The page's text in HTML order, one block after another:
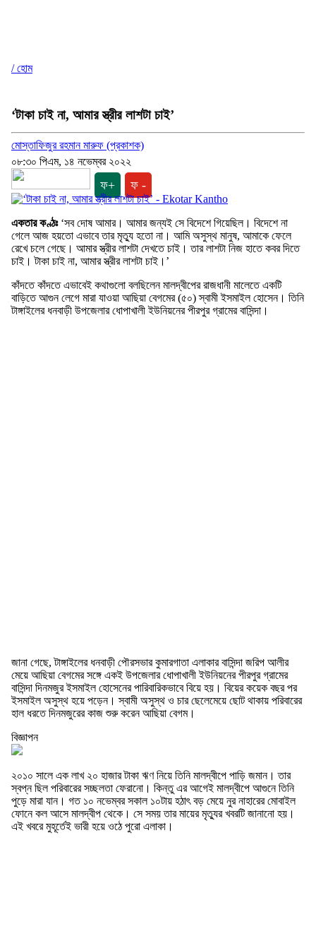
/ হোম
‘টাকা চাই না, আমার স্ত্রীর লাশটা চাই’
মোস্তাফিজুর রহমান মারুফ (প্রকাশক)
০৮:৩০ পিএম, ১৪ নভেম্বর ২০২২
ফ+ ফ -
একতার কণ্ঠঃ‘সব দোষ আমার। আমার জন্যই সে বিদেশে গিয়েছিল। বিদেশে না
গেলে আজ হয়তো এভাবে তার মৃত্যু হতো না। আমি অসুস্থ মানুষ, আমাকে ফেলে
রেখে চলে গেছে। আমার স্ত্রীর লাশটা দেখতে চাই। তার লাশটা নিজ হাতে কবর দিতে
চাই। টাকা চাই না, আমার স্ত্রীর লাশটা চাই।’
কাঁদতে কাঁদতে এভাবেই কথাগুলো বলছিলেন মালদ্বীপের রাজধানী মালেতে একটি
বাড়িতে আগুন লেগে মারা যাওয়া আছিয়া বেগমের (৫০) স্বামী ইসমাইল হোসেন। তিনি
টাঙ্গাইলের ধনবাড়ী উপজেলার ধোপাখালী ইউনিয়নের পীরপুর গ্রামের বাসিন্দা।
জানা গেছে, টাঙ্গাইলের ধনবাড়ী পৌরসভার কুমারগাতা এলাকার বাসিন্দা জরিপ আলীর
মেয়ে আছিয়া বেগমের সঙ্গে একই উপজেলার ধোপাখালী ইউনিয়নের পীরপুর গ্রামের
বাসিন্দা দিনমজুর ইসমাইল হোসেনের পারিবারিকভাবে বিয়ে হয়। বিয়ের কয়েক বছর পর
ইসমাইল অসুস্থ হয়ে পড়েন। স্বামী অসুস্থ ও চার ছেলেমেয়ে ছোট থাকায় পরিবারের
হাল ধরতে দিনমজুরের কাজ শুরু করেন আছিয়া বেগম।
বিজ্ঞাপন
২০১০ সালে এক লাখ ২০ হাজার টাকা ঋণ নিয়ে তিনি মালদ্বীপে পাড়ি জমান। তার
স্বপ্ন ছিল পরিবারের সচ্ছলতা ফেরানো। কিন্তু এর আগেই মালদ্বীপে আগুনে তিনি
পুড়ে মারা যান। গত ১০ নভেম্বর সকাল ১০টায় হঠাৎ বড় মেয়ে নুর নাহারের মোবাইল
ফোনে কল আসে মালদ্বীপ থেকে। সে সময় তার মায়ের মৃত্যুর খবরটি জানানো হয়।
এই খবরে মুহূর্তেই ভারী হয়ে ওঠে পুরো এলাকা।